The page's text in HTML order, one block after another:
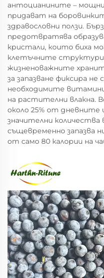
антоцианините –
придават на
здравословни ползи.
предотвратява
кристали, които биха
клетъчните
жизненоважните
за запазване фиксира
необходимите
на растителни влакна.
около 25% от дневните
значителни
същевременно запазва
от само 80 калории на